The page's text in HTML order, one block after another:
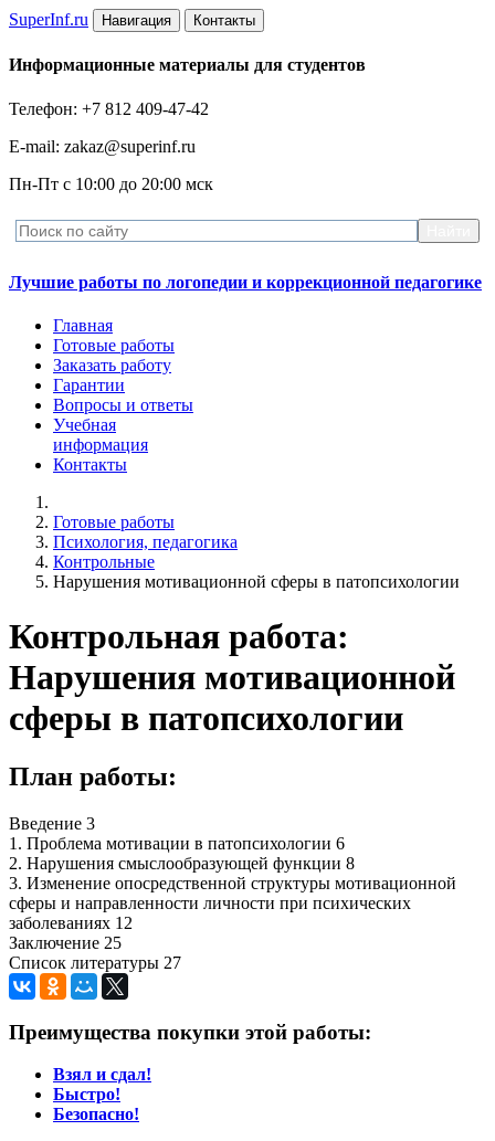
SuperInf.ru Навигация Контакты
Информационные материалы для студентов
Телефон: +7 812 409-47-42
E-mail: zakaz@superinf.ru
Пн-Пт с 10:00 до 20:00 мск
Лучшие работы по логопедии и коррекционной педагогике
Главная
Готовые работы
Заказать работу
Гарантии
Вопросы и ответы
Учебная
информация
Контакты
Готовые работы
Психология, педагогика
Контрольные
Нарушения мотивационной сферы в патопсихологии
Контрольная работа:
Нарушения мотивационной
сферы в патопсихологии
План работы:
Введение 3
1. Проблема мотивации в патопсихологии 6
2. Нарушения смыслообразующей функции 8
3. Изменение опосредственной структуры мотивационной
сферы и направленности личности при психических
заболеваниях 12
Заключение 25
Список литературы 27
Преимущества покупки этой работы:
Взял и сдал!
Быстро!
Безопасно!